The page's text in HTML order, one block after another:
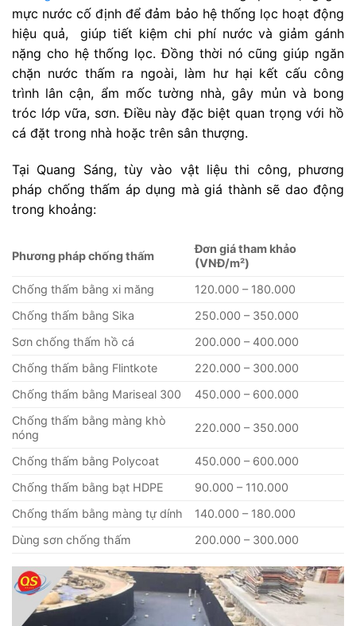
mực nước cố định để đảm bảo hệ thống lọc hoạt động
hiệu quả, giúp tiết kiệm chi phí nước và giảm gánh
nặng cho hệ thống lọc. Đồng thời nó cũng giúp ngăn
chặn nước thấm ra ngoài, làm hư hại kết cấu công
trình lân cận, ẩm mốc tường nhà, gây mủn và bong
tróc lớp vữa, sơn. Điều này đặc biệt quan trọng với hồ
cá đặt trong nhà hoặc trên sân thượng.
Tại Quang Sáng, tùy vào vật liệu thi công, phương
pháp chống thấm áp dụng mà giá thành sẽ dao động
trong khoảng:
Phương pháp chống thấm
Đơn giá tham khảo
(VNĐ/m²)
Chống thấm bằng xi măng
120.000 – 180.000
Chống thấm bằng Sika
250.000 – 350.000
Sơn chống thấm hồ cá
200.000 – 400.000
Chống thấm bằng Flintkote
220.000 – 300.000
Chống thấm bằng Mariseal 300
450.000 – 600.000
Chống thấm bằng màng khò
nóng
220.000 – 350.000
Chống thấm bằng Polycoat
450.000 – 600.000
Chống thấm bằng bạt HDPE
90.000 – 110.000
Chống thấm bằng màng tự dính
140.000 – 180.000
Dùng sơn chống thấm
200.000 – 300.000